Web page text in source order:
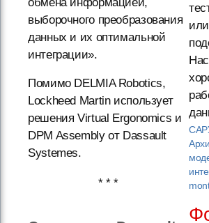
выборочного преобразования
данных и их оптимальной
интеграции».
Помимо DELMIA Robotics,
Lockheed Martin использует
решения Virtual Ergonomics и
DPM Assembly от Dassault
Systemes.
* * *